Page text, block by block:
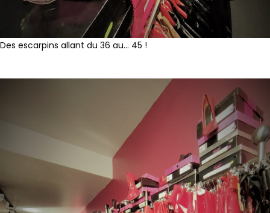
Des escarpins allant du 36 au… 45 !